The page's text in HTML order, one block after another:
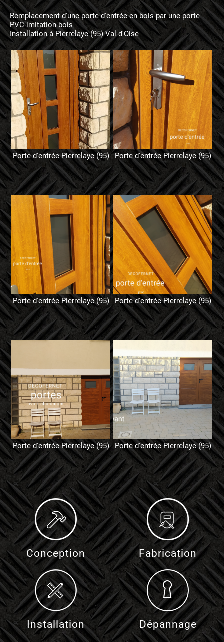
Remplacement d'une porte d'entrée en bois par une porte
PVC imitation bois
Installation à Pierrelaye (95) Val d'Oise
Porte d'entrée Pierrelaye (95) Porte d'entrée Pierrelaye (95)
Porte d'entrée Pierrelaye (95) Porte d'entrée Pierrelaye (95)
Porte d'entrée Pierrelaye (95) Porte d'entrée Pierrelaye (95)
Conception Fabrication
Installation Dépannage